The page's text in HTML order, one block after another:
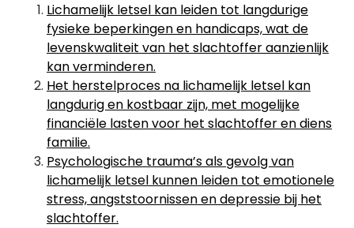
Lichamelijk letsel kan leiden tot langdurige
fysieke beperkingen en handicaps, wat de
levenskwaliteit van het slachtoffer aanzienlijk
kan verminderen.
Het herstelproces na lichamelijk letsel kan
langdurig en kostbaar zijn, met mogelijke
financiële lasten voor het slachtoffer en diens
familie.
Psychologische trauma’s als gevolg van
lichamelijk letsel kunnen leiden tot emotionele
stress, angststoornissen en depressie bij het
slachtoffer.